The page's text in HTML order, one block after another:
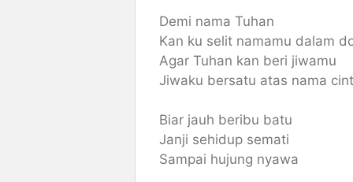
Demi nama Tuhan
Kan ku selit namamu dalam
Agar Tuhan kan beri jiwamu
Jiwaku bersatu atas nama
Biar jauh beribu batu
Janji sehidup semati
Sampai hujung nyawa